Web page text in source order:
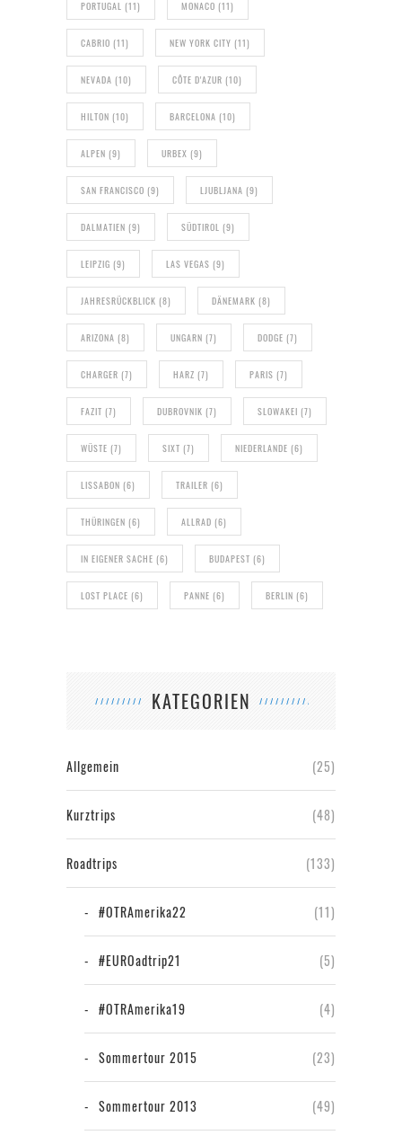
PORTUGAL (11) MONACO (11)
CABRIO (11) NEW YORK CITY (11)
NEVADA (10) CÔTE D'AZUR (10)
HILTON (10) BARCELONA (10)
ALPEN (9) URBEX (9)
SAN FRANCISCO (9) LJUBLJANA (9)
DALMATIEN (9) SÜDTIROL (9)
LEIPZIG (9) LAS VEGAS (9)
JAHRESRÜCKBLICK (8) DÄNEMARK (8)
ARIZONA (8) UNGARN (7) DODGE (7)
CHARGER (7) HARZ (7) PARIS (7)
FAZIT (7) DUBROVNIK (7) SLOWAKEI (7)
WÜSTE (7) SIXT (7) NIEDERLANDE (6)
LISSABON (6) TRAILER (6)
THÜRINGEN (6) ALLRAD (6)
IN EIGENER SACHE (6) BUDAPEST (6)
LOST PLACE (6) PANNE (6) BERLIN (6)
KATEGORIEN
Allgemein (25)
Kurztrips (48)
Roadtrips (133)
#OTRAmerika22 (11)
#EUROadtrip21 (5)
#OTRAmerika19 (4)
Sommertour 2015 (23)
Sommertour 2013 (49)